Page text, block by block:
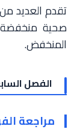
تقدم العديد
صحية منخفضة
المنخفض.
الفصل
مراجعة